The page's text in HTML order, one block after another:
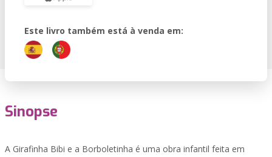
Este livro também está à venda em:
Sinopse
A Girafinha Bibi e a Borboletinha é uma obra infantil feita em